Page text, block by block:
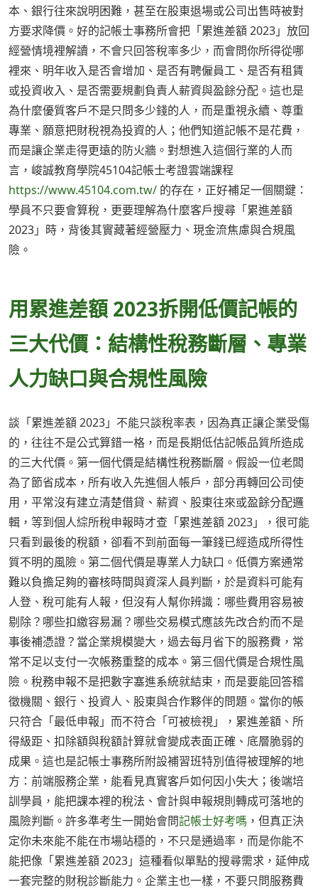
本、銀行往來說明困難，甚至在股東退場或公司出售時被對
方要求降價。好的記帳士事務所會把「累進差額 2023」放回
經營情境裡解讀，不會只回答稅率多少，而會問你所得從哪
裡來、明年收入是否會增加、是否有聘僱員工、是否有租賃
或投資收入、是否需要規劃負責人薪資與盈餘分配。這也是
為什麼優質客戶不是只問多少錢的人，而是重視永續、尊重
專業、願意把財稅視為投資的人；他們知道記帳不是花費，
而是讓企業走得更遠的防火牆。對想進入這個行業的人而
言，峻誠教育學院45104記帳士考證雲端課程
https://www.45104.com.tw/ 的存在，正好補足一個關鍵：
學員不只要會算稅，更要理解為什麼客戶搜尋「累進差額
2023」時，背後其實藏著經營壓力、現金流焦慮與合規風
險。
用累進差額 2023拆開低價記帳的
三大代價：結構性稅務斷層、專業
人力缺口與合規性風險
談「累進差額 2023」不能只談稅率表，因為真正讓企業受傷
的，往往不是公式算錯一格，而是長期低估記帳品質所造成
的三大代價。第一個代價是結構性稅務斷層。假設一位老闆
為了節省成本，所有收入先進個人帳戶，部分再轉回公司使
用，平常沒有建立清楚借貸、薪資、股東往來或盈餘分配邏
輯，等到個人綜所稅申報時才查「累進差額 2023」，很可能
只看到最後的稅額，卻看不到前面每一筆錢已經造成所得性
質不明的風險。第二個代價是專業人力缺口。低價方案通常
難以負擔足夠的審核時間與資深人員判斷，於是資料可能有
人登、稅可能有人報，但沒有人幫你辨識：哪些費用容易被
剔除？哪些扣繳容易漏？哪些交易模式應該先改合約而不是
事後補憑證？當企業規模變大，過去每月省下的服務費，常
常不足以支付一次帳務重整的成本。第三個代價是合規性風
險。稅務申報不是把數字塞進系統就結束，而是要能回答稽
徵機關、銀行、投資人、股東與合作夥伴的問題。當你的帳
只符合「最低申報」而不符合「可被檢視」，累進差額、所
得級距、扣除額與稅額計算就會變成表面正確、底層脆弱的
成果。這也是記帳士事務所附設補習班特別值得被理解的地
方：前端服務企業，能看見真實客戶如何因小失大；後端培
訓學員，能把課本裡的稅法、會計與申報規則轉成可落地的
風險判斷。許多準考生一開始會問記帳士好考嗎 ，但真正決
定你未來能不能在市場站穩的，不只是通過率，而是你能不
能把像「累進差額 2023」這種看似單點的搜尋需求，延伸成
一套完整的財稅診斷能力。企業主也一樣，不要只問服務費